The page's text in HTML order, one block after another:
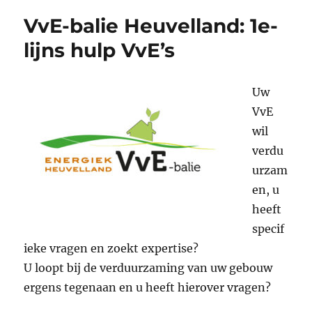
VvE-balie Heuvelland: 1e-
lijns hulp VvE’s
Uw
VvE
wil
verdu
urzam
en, u
heeft
specif
ieke vragen en zoekt expertise?
U loopt bij de verduurzaming van uw gebouw
ergens tegenaan en u heeft hierover vragen?